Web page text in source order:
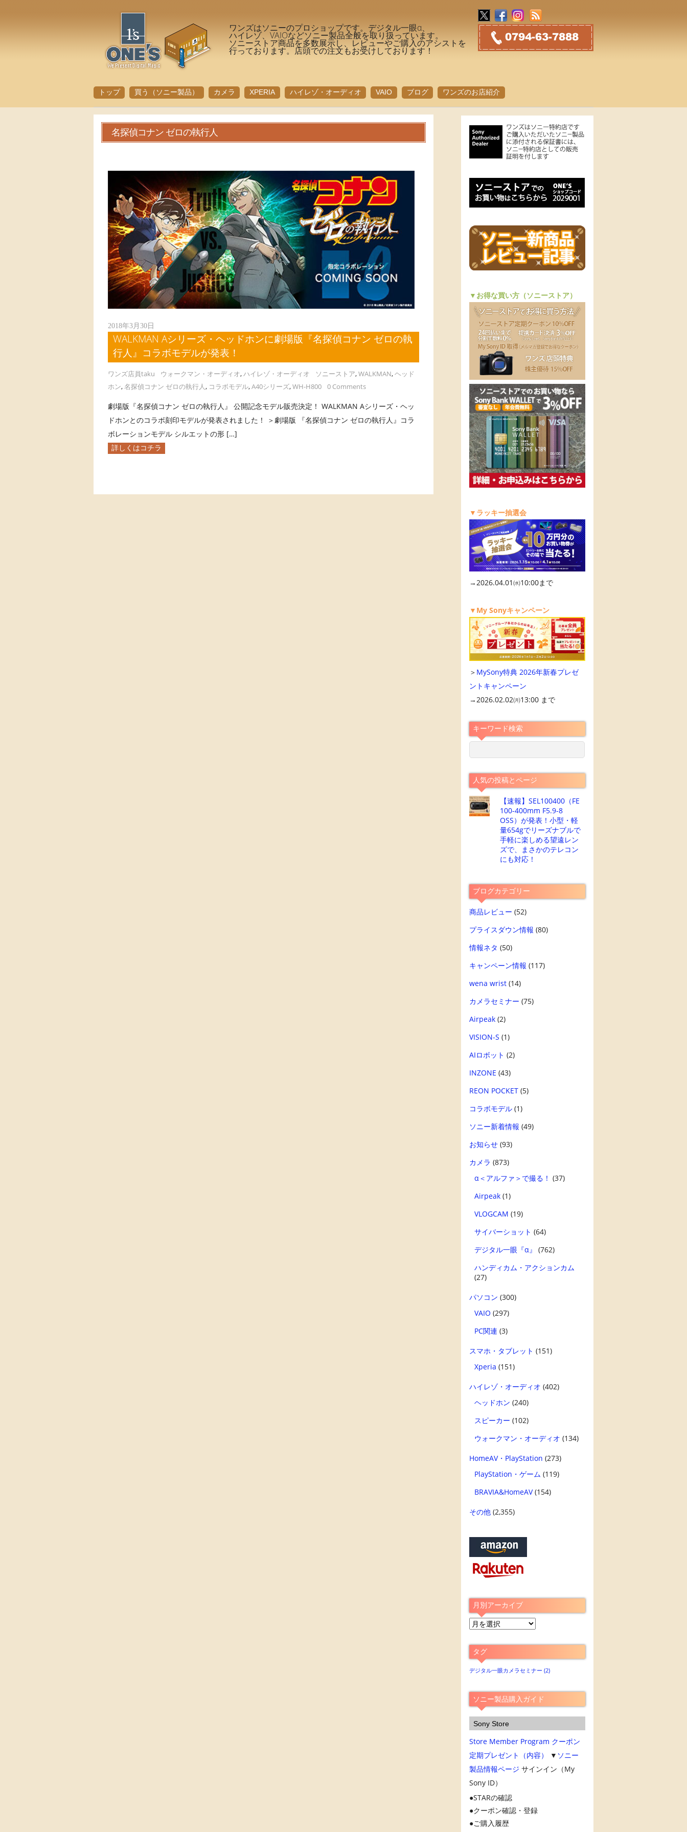
ワンズはソニーのプロショップです。デジタル一眼α、
ハイレゾ、VAIOなどソニー製品全般を取り扱っています。
ソニーストア商品を多数展示し、レビューやご購入のアシストを
行っております。店頭での注文もお受けしております！
トップ 買う（ソニー製品） カメラ XPERIA ハイレゾ・オーディオ VAIO ブログ ワンズのお店紹介
名探偵コナン ゼロの執行人
2018年3月30日
WALKMAN Aシリーズ・ヘッドホンに劇場版『名探偵コナン ゼロの執
行人』コラボモデルが発表！
ワンズ店員taku ウォークマン・オーディオ,ハイレゾ・オーディオ ソニーストア,WALKMAN,ヘッド
ホン,名探偵コナン ゼロの執行人, コラボモデル,A40シリーズ,WH-H800 0 Comments
劇場版『名探偵コナン ゼロの執行人』 公開記念モデル販売決定！ WALKMAN Aシリーズ・ヘッ
ドホンとのコラボ刻印モデルが発表されました！ ＞劇場版 『名探偵コナン ゼロの執行人』コラ
ボレーションモデル シルエットの形 […]
詳しくはコチラ
▼お得な買い方（ソニーストア）
▼ラッキー抽選会
→2026.04.01㈬10:00まで
▼My Sonyキャンペーン
＞ MySony特典 2026年新春プレゼ
ントキャンペーン
→2026.02.02㈪13:00 まで
キーワード検索
人気の投稿とページ
【速報】SEL100400（FE
100-400mm F5.9-8
OSS）が発表！小型・軽
量654gでリーズナブルで
手軽に楽しめる望遠レン
ズで、まさかのテレコン
にも対応！
ブログカテゴリー
商品レビュー (52)
プライスダウン情報 (80)
情報ネタ (50)
キャンペーン情報 (117)
wena wrist(14)
カメラセミナー (75)
Airpeak(2)
VISION-S (1)
AIロボット (2)
INZONE (43)
REON POCKET(5)
コラボモデル(1)
ソニー新着情報 (49)
お知らせ(93)
カメラ (873)
α＜アルファ＞で撮る！ (37)
Airpeak(1)
VLOGCAM (19)
サイバーショット (64)
デジタル一眼『α』
(762)
ハンディカム・アクションカム
(27)
パソコン (300)
VAIO (297)
PC関連 (3)
スマホ・タブレット (151)
Xperia (151)
ハイレゾ・オーディオ (402)
ヘッドホン (240)
スピーカー (102)
ウォークマン・オーディオ (134)
HomeAV・PlayStation (273)
PlayStation・ゲーム (119)
BRAVIA&HomeAV(154)
その他(2,355)
月別アーカイブ
月
ア
ー
カ
ブ
タグ
デジタル一眼カメラセミナー (2)
ソニー製品購入ガイド
Sony Store
Store Member Program クーポン
定期プレゼント（内容）
▼ ソニー
製品情報ページ サインイン（My
Sony ID）
STARの確認
クーポン確認・登録
ご購入履歴